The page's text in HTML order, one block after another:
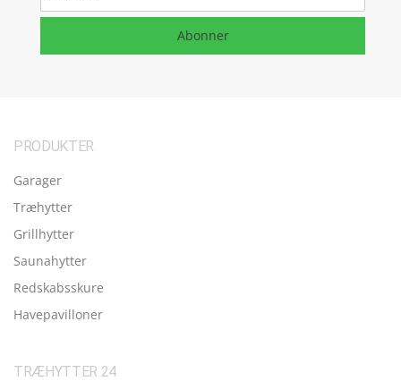
mail*
Abonner
PRODUKTER
Garager
Træhytter
Grillhytter
Saunahytter
Redskabsskure
Havepavilloner
TRÆHYTTER 24